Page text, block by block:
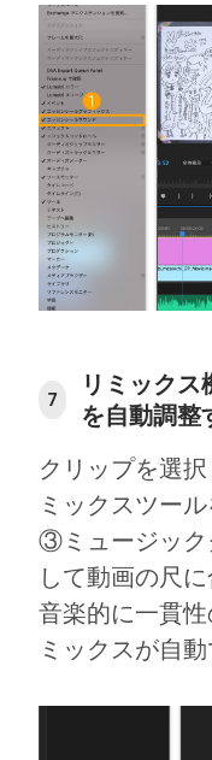
7
リミックス
を自動調整
クリップを選
ミックスツー
③ミュージック
して動画の尺
音楽的に一貫
ミックスが自